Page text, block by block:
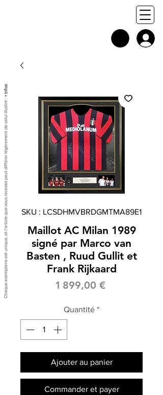
SKU : LCSDHMVBRDGMTMA89E1
Maillot AC Milan 1989
signé par Marco van
Basten , Ruud Gullit et
Frank Rijkaard
1 899,00 €Prix
Quantité *
Ajouter au panier
Commander et payer
Chaque exemplaire est unique, et l'article que vous recevez peut différer légèrement de celui illustré :
+ infos